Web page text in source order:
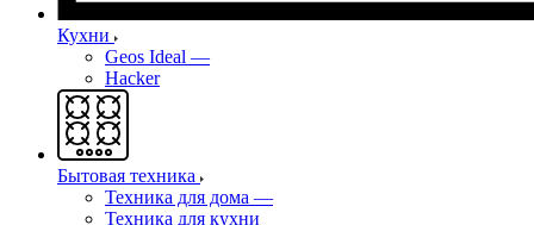
Кухни
Geos Ideal —
Hacker
Бытовая техника
Техника для дома —
Техника для кухни